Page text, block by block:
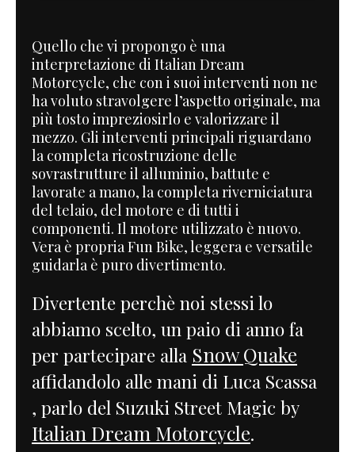
Quello che vi propongo è una
interpretazione di Italian Dream
Motorcycle, che con i suoi interventi non ne
ha voluto stravolgere l’aspetto originale, ma
più tosto impreziosirlo e valorizzare il
mezzo. Gli interventi principali riguardano
la completa ricostruzione delle
sovrastrutture il alluminio, battute e
lavorate a mano, la completa riverniciatura
del telaio, del motore e di tutti i
componenti. Il motore utilizzato è nuovo.
Vera è propria Fun Bike, leggera e versatile
guidarla è puro divertimento.
Divertente perchè noi stessi lo
abbiamo scelto, un paio di anno fa
per partecipare alla Snow Quake
affidandolo alle mani di Luca Scassa
, parlo del Suzuki Street Magic by
Italian Dream Motorcycle.